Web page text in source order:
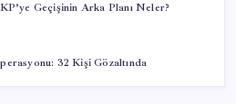
Geçişinin Arka Planı Neler?
32 Kişi Gözaltında